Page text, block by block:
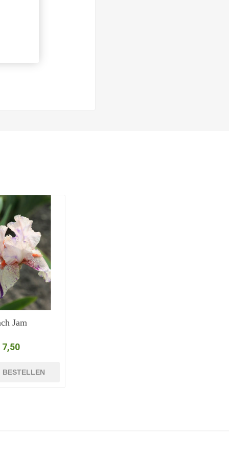
Jam
7,50
BESTELLEN